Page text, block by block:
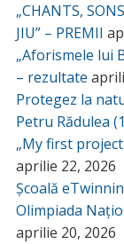
„CHANTS,
JIU” – PREMII
„Aforismele lui
– rezultate
Protegez la
Petru Rădulea
„My first
aprilie 22, 2026
Școală
Olimpiada
aprilie 20, 2026